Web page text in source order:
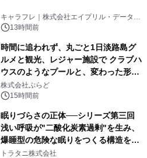
キャラフレ｜株式会社エイプリル・データ・
デザインズ
13時間前
時間に追われず、丸ごと1日淡路島グ
ルメと観光、レジャー施設で クラブハ
ウスのようなプールと、変わった形の
サウナも 「THE BOXY AWAJI」のお
得な素泊まり連泊プランで
株式会社ぷらど
15時間前
眠りづらさの正体──シリーズ第三回
浅い呼吸が"二酸化炭素過剰"を生み、
爆睡型の危険な眠りをつくる構造を解
説
トラタニ株式会社